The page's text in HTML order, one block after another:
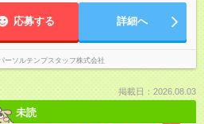
応募する 詳細へ
ーソルテンプスタッフ株式会社
掲載日：2026.08.03
未読